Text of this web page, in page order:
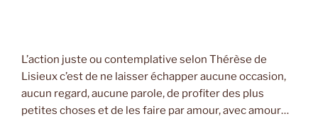
L’action juste ou contemplative selon Thérèse de
Lisieux c’est de ne laisser échapper aucune occasion,
aucun regard, aucune parole, de profiter des plus
petites choses et de les faire par amour, avec amour…